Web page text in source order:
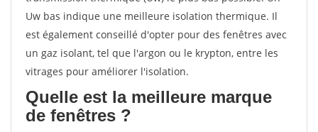
Uw bas indique une meilleure isolation thermique. Il
est également conseillé d'opter pour des fenêtres avec
un gaz isolant, tel que l'argon ou le krypton, entre les
vitrages pour améliorer l'isolation.
Quelle est la meilleure marque
de fenêtres ?